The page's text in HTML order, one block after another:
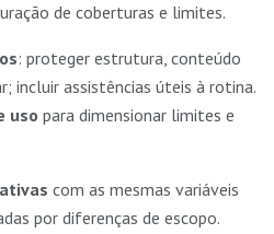
de coberturas e limites.
: proteger estrutura, conteúdo
incluir assistências úteis à rotina.
uso para dimensionar limites e
com as mesmas variáveis
por diferenças de escopo.